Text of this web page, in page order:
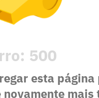
500
esta
mais